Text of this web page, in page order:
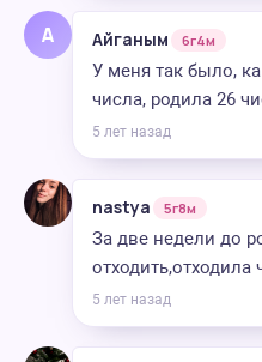
А Айганым 6г4м
У меня так было,
числа, родила 26
5 лет назад
nastya 5г8м
За две недели до
отходить,отходила
5 лет назад